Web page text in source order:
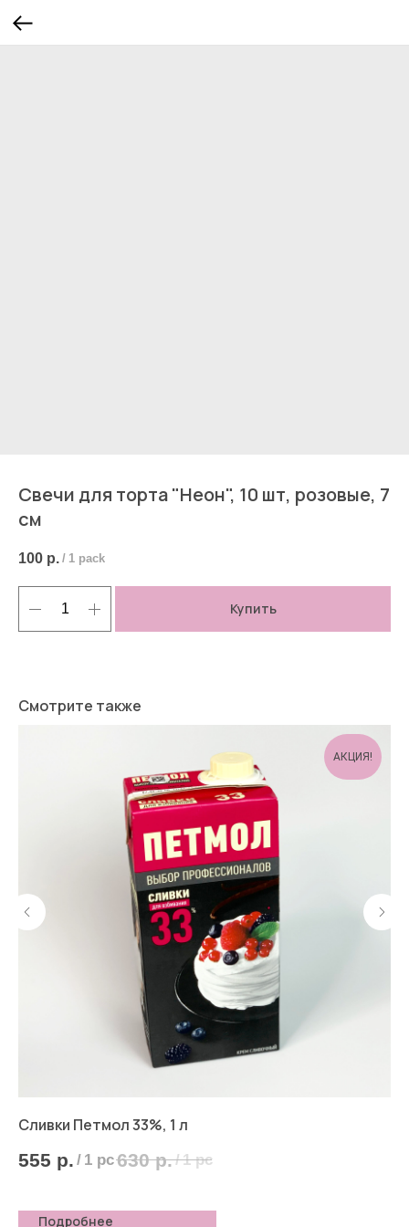
Свечи для торта "Неон", 10 шт, розовые, 7
см
100 р. / 1 pack
Купить
Смотрите также
АКЦИЯ!
Сливки Петмол 33%, 1 л
555 р. / 1 pc630 р./1 pc
Подробнее